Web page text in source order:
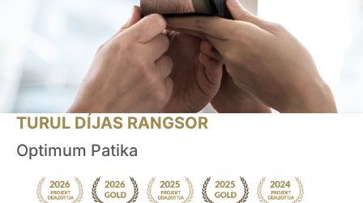
TURUL DÍJAS RANGSOR
Optimum Patika